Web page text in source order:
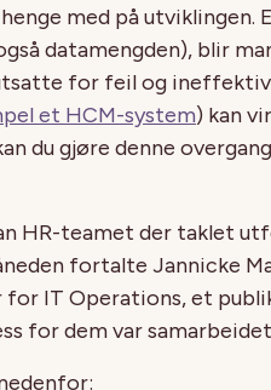
med på utviklingen.
datamengden), blir
for feil og
et HCM-system) kan
du gjøre denne
HR-teamet der taklet
fortalte Jannicke
for IT Operations, et
for dem var